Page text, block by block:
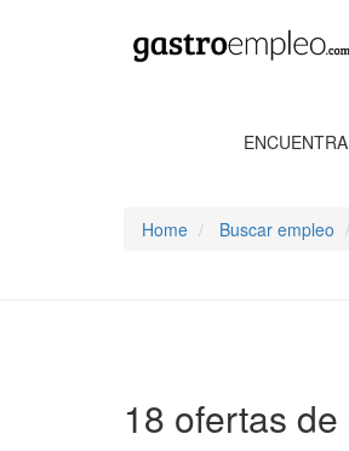
Home Buscar empleo
18 ofertas